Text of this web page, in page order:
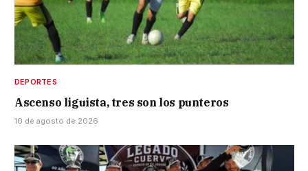
DEPORTES
Ascenso liguista, tres son los punteros
10 de agosto de 2026